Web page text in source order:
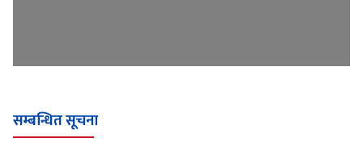
सम्बन्धित सूचना